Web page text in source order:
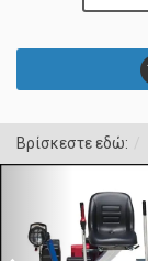
Βρίσκεστε εδώ: